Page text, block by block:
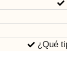
¿Qué